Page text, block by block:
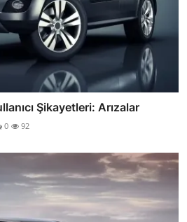
Şikayetleri: Arızalar
0 92